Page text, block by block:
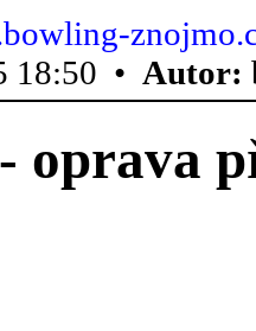
18:50 • Autor:
oprava